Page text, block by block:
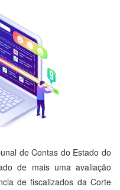
de Contas do Estado do
de mais uma avaliação
de fiscalizados da Corte